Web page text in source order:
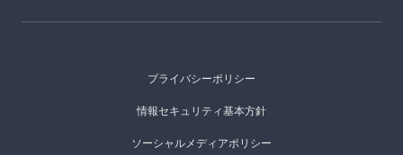
プライバシーポリシー
情報セキュリティ基本方針
ソーシャルメディアポリシー